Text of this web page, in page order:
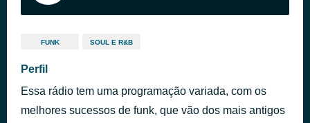
FUNK SOUL E R&B
Perfil
Essa rádio tem uma programação variada, com os
melhores sucessos de funk, que vão dos mais antigos